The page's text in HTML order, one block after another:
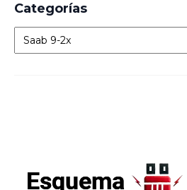
Categorías
Categorías